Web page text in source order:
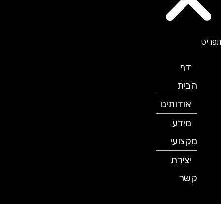
הבית
אודותינו
מידע
מקצועי
יצירת
קשר